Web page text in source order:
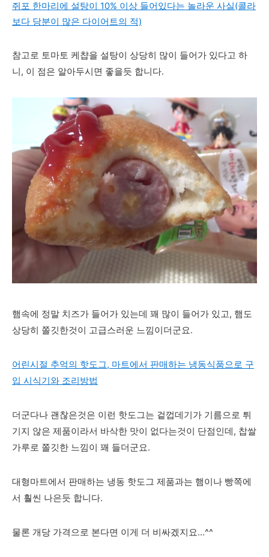
쥐포 한마리에 설탕이 10% 이상 들어있다는 놀라운 사실(콜라
보다 당분이 많은 다이어트의 적)
참고로 토마토 케챱을 설탕이 상당히 많이 들어가 있다고 하
니, 이 점은 알아두시면 좋을듯 합니다.
햄속에 정말 치즈가 들어가 있는데 꽤 많이 들어가 있고, 햄도
상당히 쫄깃한것이 고급스러운 느낌이더군요.
어린시절 추억의 핫도그, 마트에서 판매하는 냉동식품으로 구
입 시식기와 조리방법
더군다나 괜찮은것은 이런 핫도그는 겉껍데기가 기름으로 튀
기지 않은 제품이라서 바삭한 맛이 없다는것이 단점인데, 찹쌀
가루로 쫄깃한 느낌이 꽤 들더군요.
대형마트에서 판매하는 냉동 핫도그 제품과는 햄이나 빵쪽에
서 훨씬 나은듯 합니다.
물론 개당 가격으로 본다면 이게 더 비싸겠지요...^^